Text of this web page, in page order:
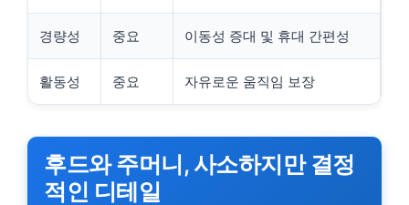
경량성 중요 이동성 증대 및 휴대 간편성
활동성 중요 자유로운 움직임 보장
후드와 주머니, 사소하지만 결정
적인 디테일